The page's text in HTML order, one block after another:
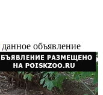
данное объявление